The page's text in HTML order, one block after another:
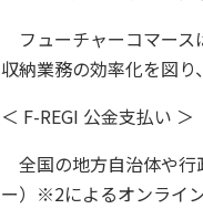
フューチャーコマース
収納業務の効率化を図り
＜ F-REGI 公金支払い ＞
全国の地方自治体や行
ー）※2によるオンライ